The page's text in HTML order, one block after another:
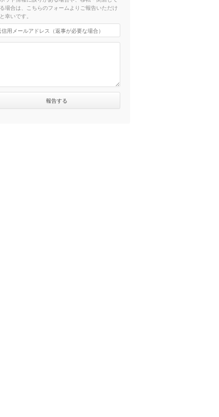
場合は、こちらのフォームよりご報告いただけ
幸いです。